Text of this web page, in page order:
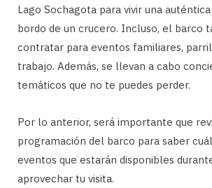
Lago Sochagota para vivir una
bordo de un crucero. Incluso, el barco
contratar para eventos familiares,
trabajo. Además, se llevan a cabo
temáticos que no te puedes perder.
Por lo anterior, será importante que
programación del barco para saber
eventos que estarán disponibles
aprovechar tu visita.